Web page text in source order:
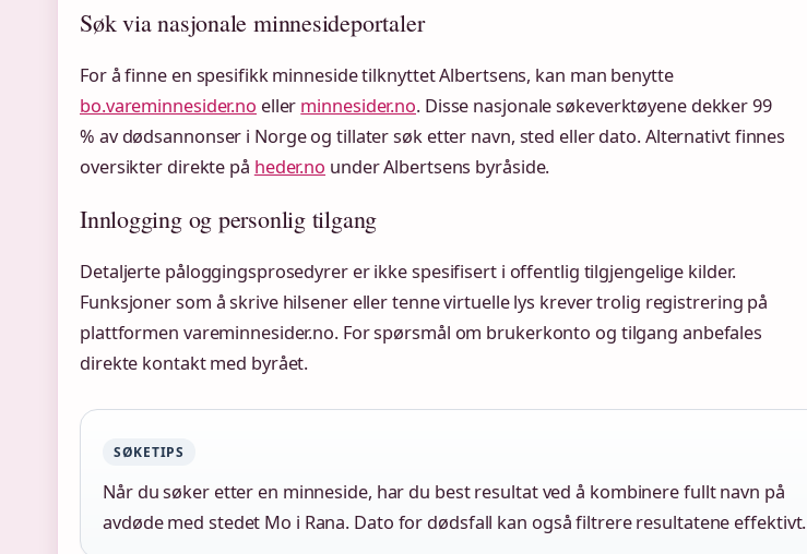
Søk via nasjonale minnesideportaler
For å finne en spesifikk minneside tilknyttet Albertsens, kan man benytte
bo.vareminnesider.no eller minnesider.no. Disse nasjonale søkeverktøyene dekker 99
% av dødsannonser i Norge og tillater søk etter navn, sted eller dato. Alternativt finnes
oversikter direkte på heder.no under Albertsens byråside.
Innlogging og personlig tilgang
Detaljerte påloggingsprosedyrer er ikke spesifisert i offentlig tilgjengelige kilder.
Funksjoner som å skrive hilsener eller tenne virtuelle lys krever trolig registrering på
plattformen vareminnesider.no. For spørsmål om brukerkonto og tilgang anbefales
direkte kontakt med byrået.
SØKETIPS
Når du søker etter en minneside, har du best resultat ved å kombinere fullt navn på
avdøde med stedet Mo i Rana. Dato for dødsfall kan også filtrere resultatene effektivt.